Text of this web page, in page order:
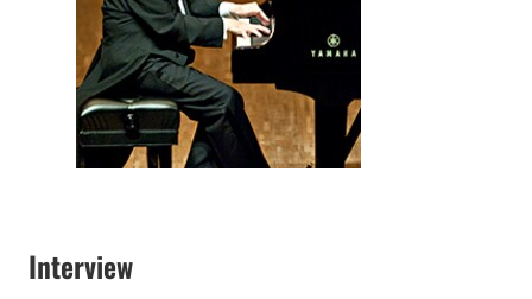
Interview